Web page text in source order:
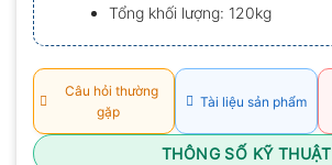
Tổng khối lượng: 120kg
Câu hỏi thường
gặp
Tài liệu sản phẩm
THÔNG SỐ KỸ THUẬT